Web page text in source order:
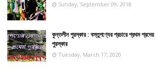
Sunday, September 09, 2018
কুন্তলীন পুরস্কার : বস্তুপণ্যের প্রচারে প্রথম প্রদেয়
পুরস্কার
Tuesday, March 17, 2020